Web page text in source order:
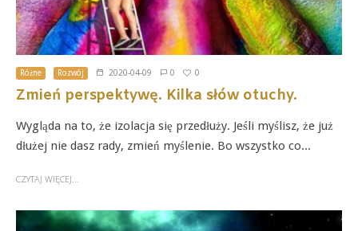
Różne Rozwój 2020-04-09 0 0
Zmień perspektywę. Kilka słów otuchy.
Wygląda na to, że izolacja się przedłuży. Jeśli myślisz, że już
dłużej nie dasz rady, zmień myślenie. Bo wszystko co...
CZYTAJ WIĘCEJ...